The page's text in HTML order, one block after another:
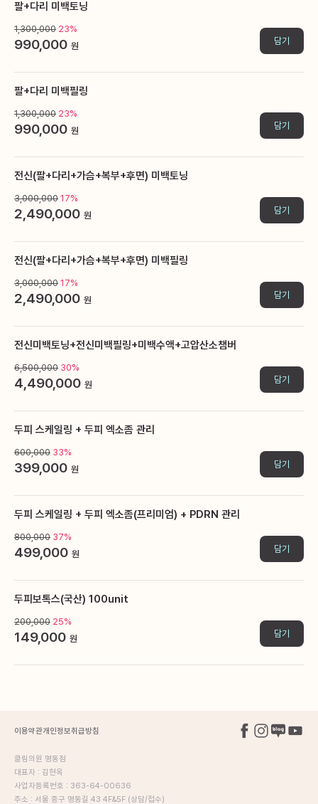
팔+다리 미백토닝
1,300,000 23%
990,000 원 담기
팔+다리 미백필링
1,300,000 23%
990,000 원 담기
전신(팔+다리+가슴+복부+후면) 미백토닝
3,000,000 17%
2,490,000 원 담기
전신(팔+다리+가슴+복부+후면) 미백필링
3,000,000 17%
2,490,000 원 담기
전신미백토닝+전신미백필링+미백수액+고압산소챔버
6,500,000 30%
4,490,000 원 담기
두피 스케일링 + 두피 엑소좀 관리
600,000 33%
399,000 원 담기
두피 스케일링 + 두피 엑소좀(프리미엄) + PDRN 관리
800,000 37%
499,000 원 담기
두피보톡스(국산) 100unit
200,000 25%
149,000 원 담기
이용약관개인정보취급방침
클림의원 명동점
대표자 : 김현옥
사업자등록번호 : 363-64-00636
주소 : 서울 중구 명동길 43 4F&5F (상담/접수)